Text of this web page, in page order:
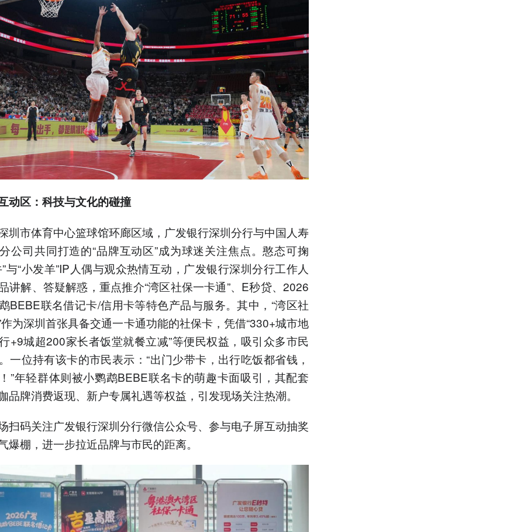
动区：科技与文化的碰撞
圳市体育中心篮球馆环廊区域，广发银行深圳分行与中国人寿
公司共同打造的“品牌互动区”成为球迷关注焦点。憨态可掬
与“小发羊”IP人偶与观众热情互动，广发银行深圳分行工作人
讲解、答疑解惑，重点推介“湾区社保一卡通”、E秒贷、2026
BEBE联名借记卡/信用卡等特色产品与服务。其中，“湾区社
为深圳首张具备交通一卡通功能的社保卡，凭借“330+城市地
+9城超200家长者饭堂就餐立减”等便民权益，吸引众多市民
一位持有该卡的市民表示：“出门少带卡，出行吃饭都省钱，
”年轻群体则被小鹦鹉BEBE联名卡的萌趣卡面吸引，其配套
品牌消费返现、新户专属礼遇等权益，引发现场关注热潮。
扫码关注广发银行深圳分行微信公众号、参与电子屏互动抽奖
爆棚，进一步拉近品牌与市民的距离。